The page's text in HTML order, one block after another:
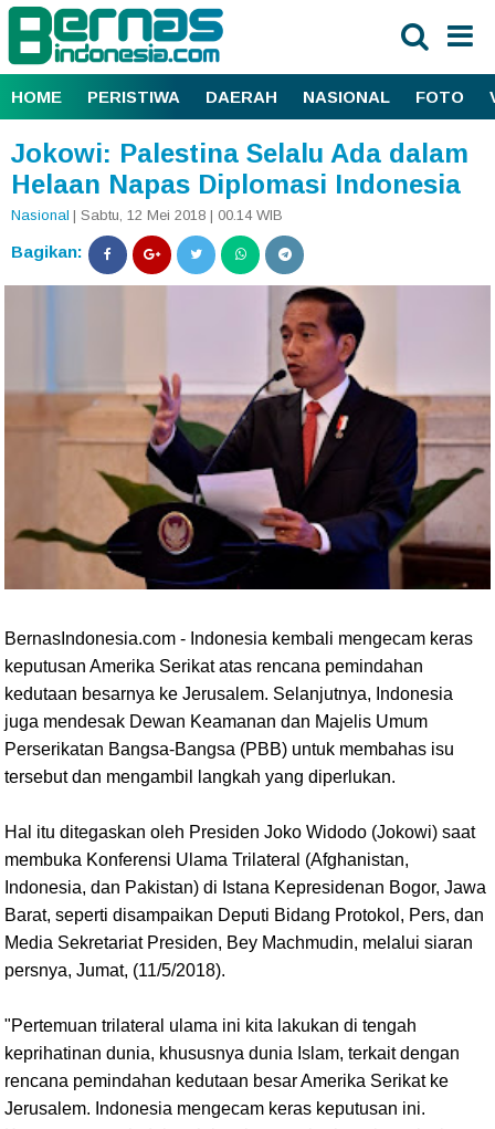
HOME PERISTIWA DAERAH NASIONAL FOTO
Jokowi: Palestina Selalu Ada dalam
Helaan Napas Diplomasi Indonesia
Nasional | Sabtu, 12 Mei 2018 | 00.14 WIB
Bagikan:
BernasIndonesia.com - Indonesia kembali mengecam keras
keputusan Amerika Serikat atas rencana pemindahan
kedutaan besarnya ke Jerusalem. Selanjutnya, Indonesia
juga mendesak Dewan Keamanan dan Majelis Umum
Perserikatan Bangsa-Bangsa (PBB) untuk membahas isu
tersebut dan mengambil langkah yang diperlukan.
Hal itu ditegaskan oleh Presiden Joko Widodo (Jokowi) saat
membuka Konferensi Ulama Trilateral (Afghanistan,
Indonesia, dan Pakistan) di Istana Kepresidenan Bogor, Jawa
Barat, seperti disampaikan Deputi Bidang Protokol, Pers, dan
Media Sekretariat Presiden, Bey Machmudin, melalui siaran
persnya, Jumat, (11/5/2018).
"Pertemuan trilateral ulama ini kita lakukan di tengah
keprihatinan dunia, khususnya dunia Islam, terkait dengan
rencana pemindahan kedutaan besar Amerika Serikat ke
Jerusalem. Indonesia mengecam keras keputusan ini.